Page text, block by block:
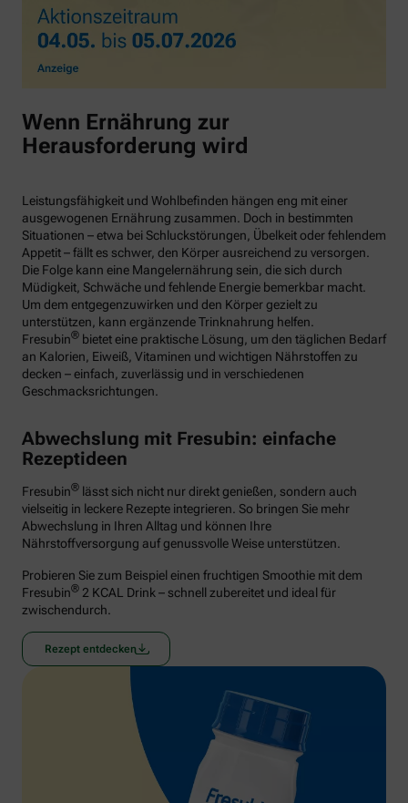
Wenn Ernährung zur
Herausforderung wird
Leistungsfähigkeit und Wohlbefinden hängen eng mit einer
ausgewogenen Ernährung zusammen. Doch in bestimmten
Situationen – etwa bei Schluckstörungen, Übelkeit oder fehlendem
Appetit – fällt es schwer, den Körper ausreichend zu versorgen.
Die Folge kann eine Mangelernährung sein, die sich durch
Müdigkeit, Schwäche und fehlende Energie bemerkbar macht.
Um dem entgegenzuwirken und den Körper gezielt zu
unterstützen, kann ergänzende Trinknahrung helfen.
Fresubin® bietet eine praktische Lösung, um den täglichen Bedarf
an Kalorien, Eiweiß, Vitaminen und wichtigen Nährstoffen zu
decken – einfach, zuverlässig und in verschiedenen
Geschmacksrichtungen.
Abwechslung mit Fresubin: einfache
Rezeptideen
Fresubin® lässt sich nicht nur direkt genießen, sondern auch
vielseitig in leckere Rezepte integrieren. So bringen Sie mehr
Abwechslung in Ihren Alltag und können Ihre
Nährstoffversorgung auf genussvolle Weise unterstützen.
Probieren Sie zum Beispiel einen fruchtigen Smoothie mit dem
Fresubin® 2 KCAL Drink – schnell zubereitet und ideal für
zwischendurch.
Rezept entdecken